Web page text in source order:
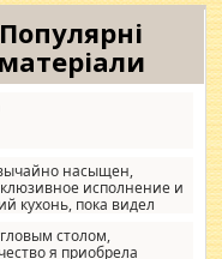
Популярні
матеріали
насыщен,
исполнение и
кухонь, пока видел
и что главное -
удорожающих
столом,
я приобрела